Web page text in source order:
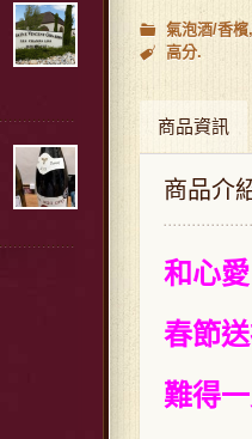
氣泡酒/香檳
高分
商品資訊
商品介
和心
春節
難得